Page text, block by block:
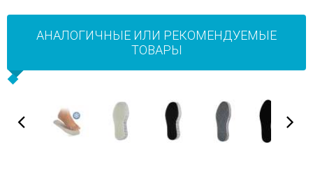
АНАЛОГИЧНЫЕ ИЛИ РЕКОМЕНДУЕМЫЕ
ТОВАРЫ